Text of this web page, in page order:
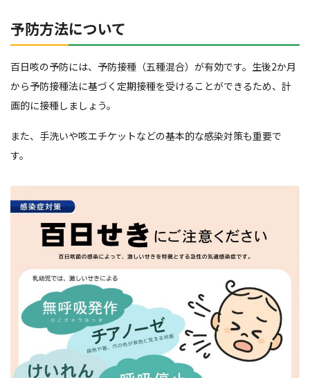
予防方法について
百日咳の予防には、予防接種（五種混合）が有効です。生後2か月
から予防接種法に基づく定期接種を受けることができるため、計
画的に接種しましょう。
また、手洗いや咳エチケットなどの基本的な感染対策も重要で
す。